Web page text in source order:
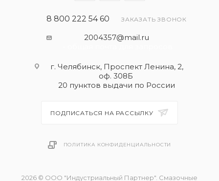
8 800 222 54 60 ЗАКАЗАТЬ ЗВОНОК
2004357@mail.ru
г. Челябинск, Проспект Ленина, 2,
оф. 308Б
20 пунктов выдачи по России
ПОДПИСАТЬСЯ НА РАССЫЛКУ
ПОЛИТИКА КОНФИДЕНЦИАЛЬНОСТИ
2026 © ООО "Индустриальный Партнер". Смазочные